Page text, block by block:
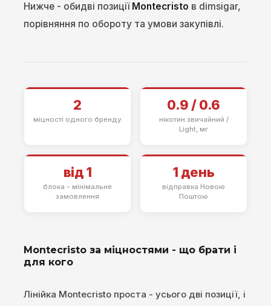
Нижче - обидві позиції Montecristo в dimsigar,
порівняння по обороту та умови закупівлі.
2
міцності одного бренду
0.9 / 0.6
нікотин звичайний /
Light, мг
від 1
блока - мінімальне
замовлення
1 день
відправка Новою
Поштою
Montecristo за міцностями - що брати і
для кого
Лінійка Montecristo проста - усього дві позиції, і